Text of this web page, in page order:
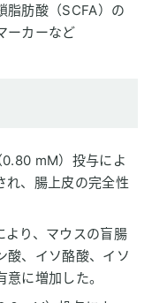
脂肪酸（SCFA）の
ーカーなど
mM）投与によ
れ、腸上皮の完全性
り、マウスの盲腸
酸、イソ酪酸、イソ
に増加した。